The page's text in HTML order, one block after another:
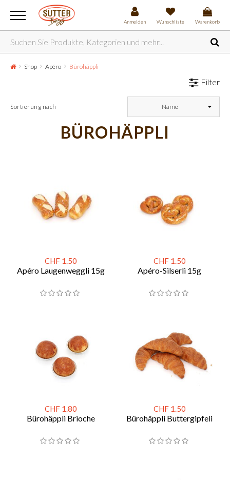
Anmelden Wunschliste Warenkorb
Shop Apéro Bürohäppli
Filter
Sortierung nach Name
BÜROHÄPPLI
CHF 1.50
Apéro Laugenweggli 15g
CHF 1.50
Apéro-Silserli 15g
CHF 1.80
Bürohäppli Brioche
CHF 1.50
Bürohäppli Buttergipfeli